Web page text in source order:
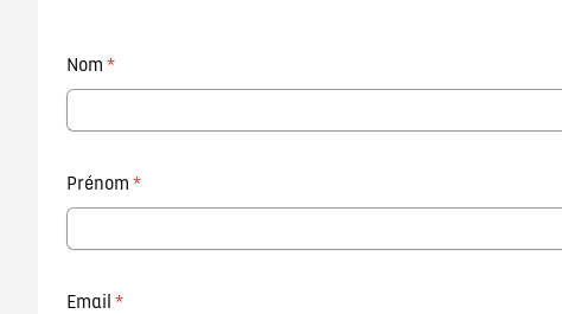
Nom *
Prénom *
Email *